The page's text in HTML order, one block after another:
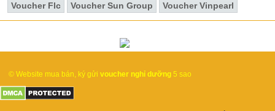
Voucher Flc
Voucher Sun Group Voucher Vinpearl
© Website mua bán, ký gửivoucher nghỉ dưỡng 5 sao